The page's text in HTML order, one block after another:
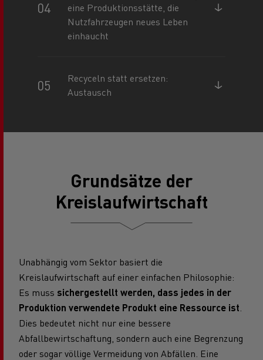
eine Produktionsstätte, die
Nutzfahrzeugen neues Leben
einhaucht
Recyceln statt ersetzen:
Austausch
Grundsätze der
Kreislaufwirtschaft
Unabhängig vom Sektor basiert die
Kreislaufwirtschaft auf einer einfachen Philosophie:
Es muss sichergestellt werden, dass jedes in der
Produktion verwendete Produkt eine Ressource ist
Dies bedeutet nicht nur eine bessere
Abfallbewirtschaftung, sondern auch eine Begrenzung
oder sogar völlige Vermeidung von Abfällen. Eine